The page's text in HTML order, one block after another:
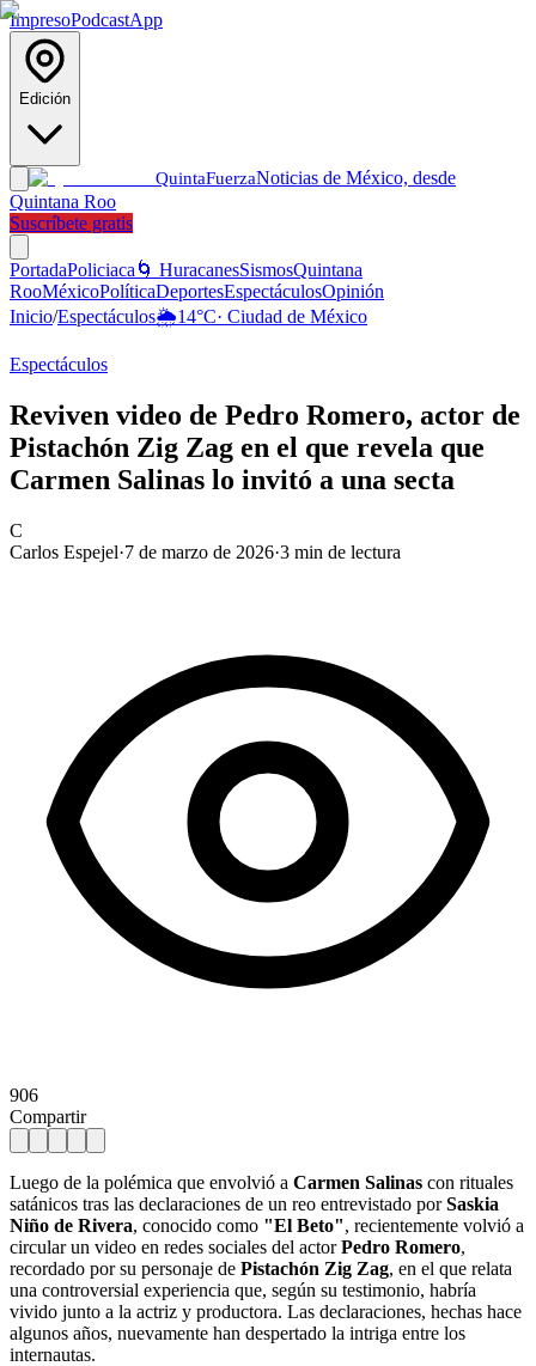
ImpresoPodcastApp
Edición
QuintaFuerzaNoticias de México, desde
Quintana Roo
Suscríbete gratis
PortadaPoliciaca 🌀 HuracanesSismosQuintana
RooMéxicoPolíticaDeportesEspectáculosOpinión
Inicio/Espectáculos🌦️14°C· Ciudad de México
Espectáculos
Reviven video de Pedro Romero, actor de
Pistachón Zig Zag en el que revela que
Carmen Salinas lo invitó a una secta
C
Carlos Espejel·7 de marzo de 2026·3 min de lectura
906
Compartir
Luego de la polémica que envolvió a Carmen Salinas con rituales
satánicos tras las declaraciones de un reo entrevistado porSaskia
Niño de Rivera, conocido como "El Beto", recientemente volvió a
circular un video en redes sociales del actorPedro Romero,
recordado por su personaje de Pistachón Zig Zag, en el que relata
una controversial experiencia que, según su testimonio, habría
vivido junto a la actriz y productora. Las declaraciones, hechas hace
algunos años, nuevamente han despertado la intriga entre los
internautas.